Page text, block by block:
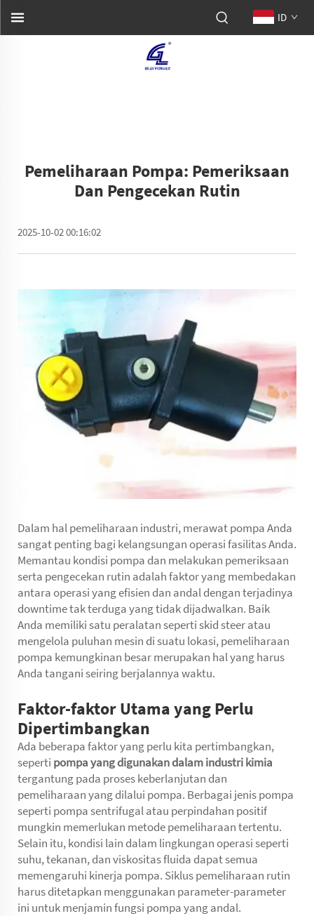
ID
Pemeliharaan Pompa: Pemeriksaan
Dan Pengecekan Rutin
2025-10-02 00:16:02
Dalam hal pemeliharaan industri, merawat pompa Anda
sangat penting bagi kelangsungan operasi fasilitas Anda.
Memantau kondisi pompa dan melakukan pemeriksaan
serta pengecekan rutin adalah faktor yang membedakan
antara operasi yang efisien dan andal dengan terjadinya
downtime tak terduga yang tidak dijadwalkan. Baik
Anda memiliki satu peralatan seperti skid steer atau
mengelola puluhan mesin di suatu lokasi, pemeliharaan
pompa kemungkinan besar merupakan hal yang harus
Anda tangani seiring berjalannya waktu.
Faktor-faktor Utama yang Perlu
Dipertimbangkan
Ada beberapa faktor yang perlu kita pertimbangkan,
seperti pompa yang digunakan dalam industri kimia
tergantung pada proses keberlanjutan dan
pemeliharaan yang dilalui pompa. Berbagai jenis pompa
seperti pompa sentrifugal atau perpindahan positif
mungkin memerlukan metode pemeliharaan tertentu.
Selain itu, kondisi lain dalam lingkungan operasi seperti
suhu, tekanan, dan viskositas fluida dapat semua
memengaruhi kinerja pompa. Siklus pemeliharaan rutin
harus ditetapkan menggunakan parameter-parameter
ini untuk menjamin fungsi pompa yang andal.